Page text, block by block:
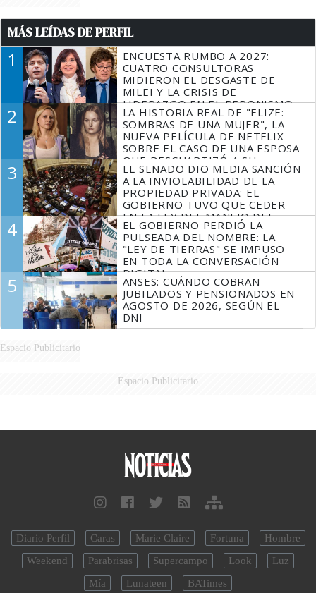
MÁS LEÍDAS DE PERFIL
1
ENCUESTA RUMBO A 2027:
CUATRO CONSULTORAS
MIDIERON EL DESGASTE DE
MILEI Y LA CRISIS DE
LIDERAZGO EN EL PERONISMO
2
LA HISTORIA REAL DE "ELIZE:
SOMBRAS DE UNA MUJER", LA
NUEVA PELÍCULA DE NETFLIX
SOBRE EL CASO DE UNA ESPOSA
QUE DESCUARTIZÓ A SU
MARIDO
3
EL SENADO DIO MEDIA SANCIÓN
A LA INVIOLABILIDAD DE LA
PROPIEDAD PRIVADA: EL
GOBIERNO TUVO QUE CEDER
EN LA LEY DEL MANEJO DEL
FUEGO
4
EL GOBIERNO PERDIÓ LA
PULSEADA DEL NOMBRE: LA
"LEY DE TIERRAS" SE IMPUSO
EN TODA LA CONVERSACIÓN
DIGITAL
5
ANSES: CUÁNDO COBRAN
JUBILADOS Y PENSIONADOS EN
AGOSTO DE 2026, SEGÚN EL
DNI
Espacio Publicitario
Espacio Publicitario
Diario Perfil Caras Marie Claire Fortuna
Hombre
Weekend
Parabrisas Supercampo Look
Luz
Mía
Lunateen BATimes